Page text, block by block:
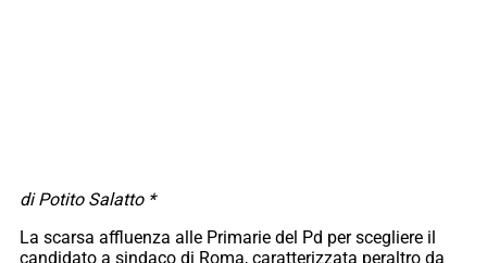
di Potito Salatto *
La scarsa affluenza alle Primarie del Pd per scegliere il
candidato a sindaco di Roma, caratterizzata peraltro da